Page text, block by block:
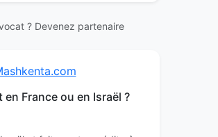
? Devenez partenaire
en France ou en Israël ?